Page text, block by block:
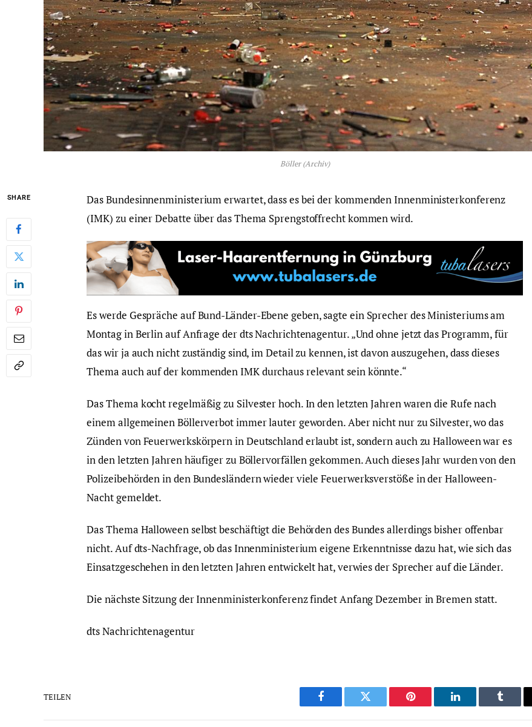
Böller (Archiv)
SHARE
Das Bundesinnenministerium erwartet, dass es bei der kommenden Innenministerkonferenz
(IMK) zu einer Debatte über das Thema Sprengstoffrecht kommen wird.
Es werde Gespräche auf Bund-Länder-Ebene geben, sagte ein Sprecher des Ministeriums am
Montag in Berlin auf Anfrage der dts Nachrichtenagentur. „Und ohne jetzt das Programm, für
das wir ja auch nicht zuständig sind, im Detail zu kennen, ist davon auszugehen, dass dieses
Thema auch auf der kommenden IMK durchaus relevant sein könnte.“
Das Thema kocht regelmäßig zu Silvester hoch. In den letzten Jahren waren die Rufe nach
einem allgemeinen Böllerverbot immer lauter geworden. Aber nicht nur zu Silvester, wo das
Zünden von Feuerwerkskörpern in Deutschland erlaubt ist, sondern auch zu Halloween war es
in den letzten Jahren häufiger zu Böllervorfällen gekommen. Auch dieses Jahr wurden von den
Polizeibehörden in den Bundesländern wieder viele Feuerwerksverstöße in der Halloween-
Nacht gemeldet.
Das Thema Halloween selbst beschäftigt die Behörden des Bundes allerdings bisher offenbar
nicht. Auf dts-Nachfrage, ob das Innenministerium eigene Erkenntnisse dazu hat, wie sich das
Einsatzgeschehen in den letzten Jahren entwickelt hat, verwies der Sprecher auf die Länder.
Die nächste Sitzung der Innenministerkonferenz findet Anfang Dezember in Bremen statt.
dts Nachrichtenagentur
TEILEN
Facebook Twitter Pinterest LinkedIn Tumblr